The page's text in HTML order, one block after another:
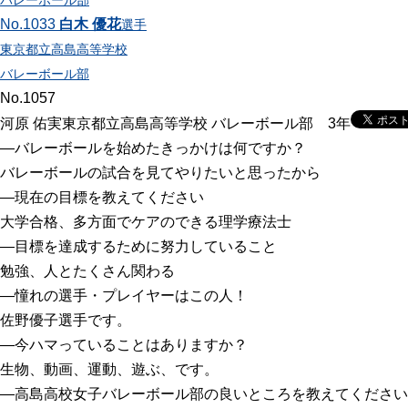
No.1033 白木 優花選手
東京都立高島高等学校
バレーボール部
No.1057
河原 佑実東京都立高島高等学校 バレーボール部 3年
―バレーボールを始めたきっかけは何ですか？
バレーボールの試合を見てやりたいと思ったから
―現在の目標を教えてください
大学合格、多方面でケアのできる理学療法士
―目標を達成するために努力していること
勉強、人とたくさん関わる
―憧れの選手・プレイヤーはこの人！
佐野優子選手です。
―今ハマっていることはありますか？
生物、動画、運動、遊ぶ、です。
―高島高校女子バレーボール部の良いところを教えてくださ